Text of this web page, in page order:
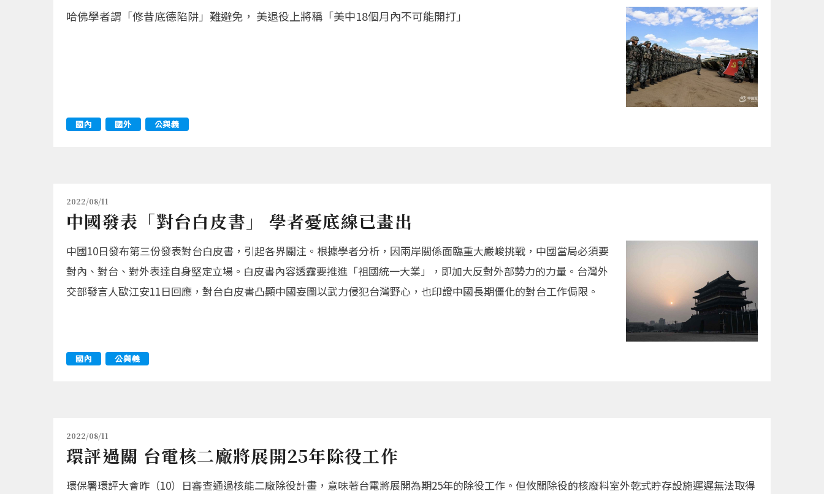
哈佛學者謂「修昔底德陷阱」難避免， 美退役上將稱「美中18個月內不可能開打」
國內 國外 公與義
2022/08/11
中國發表「對台白皮書」 學者憂底線已畫出
中國10日發布第三份發表對台白皮書，引起各界關注。根據學者分析，因兩岸關係面臨重大嚴峻挑戰，中國當局必須要
對內、對台、對外表達自身堅定立場。白皮書內容透露要推進「祖國統一大業」，即加大反對外部勢力的力量。台灣外
交部發言人歐江安11日回應，對台白皮書凸顯中國妄圖以武力侵犯台灣野心，也印證中國長期僵化的對台工作侷限。
國內 公與義
2022/08/11
環評過關 台電核二廠將展開25年除役工作
環保署環評大會昨（10）日審查通過核能二廠除役計畫，意味著台電將展開為期25年的除役工作。但攸關除役的核廢料室外乾式貯存設施遲遲無法取得